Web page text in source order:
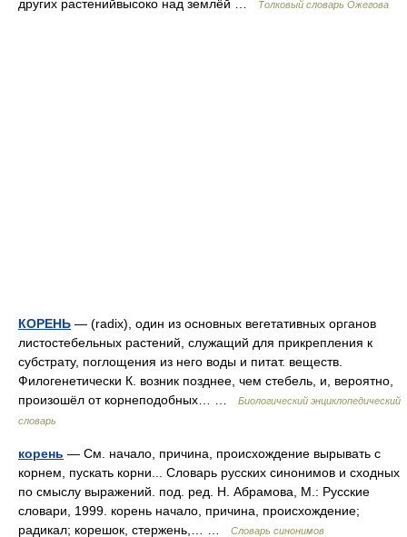
других растенийвысоко над землёй … Толковый словарь Ожегова
КОРЕНЬ — (radix), один из основных вегетативных органов
листостебельных растений, служащий для прикрепления к
субстрату, поглощения из него воды и питат. веществ.
Филогенетически К. возник позднее, чем стебель, и, вероятно,
произошёл от корнеподобных… …
Биологический энциклопедический
словарь
корень — См. начало, причина, происхождение вырывать с
корнем, пускать корни... Словарь русских синонимов и сходных
по смыслу выражений. под. ред. Н. Абрамова, М.: Русские
словари, 1999. корень начало, причина, происхождение;
радикал; корешок, стержень,… …
Словарь синонимов